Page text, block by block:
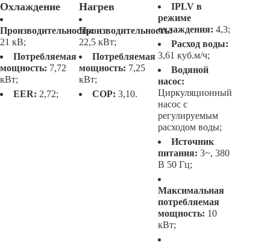
Охлаждение
Производительность:
21 кВ;
Потребляемая
мощность: 7,72
кВт;
EER: 2,72;
Нагрев
Производительность:
22,5 кВт;
Потребляемая
мощность: 7,25
кВт;
COP: 3,10.
IPLV в
режиме
охлаждения: 4,3;
Расход воды:
3,61 куб.м/ч;
Водяной
насос:
Циркуляционный
насос с
регулируемым
расходом воды;
Источник
питания: 3~, 380
В 50 Гц;
Максимальная
потребляемая
мощность: 10
кВт;